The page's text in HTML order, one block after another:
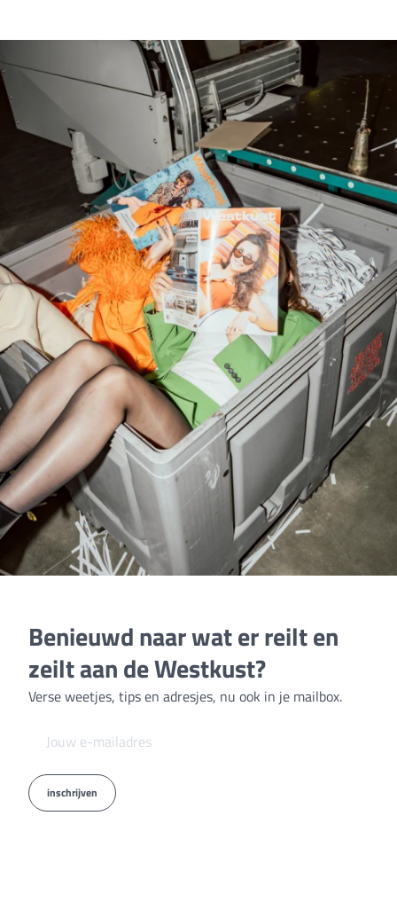
Benieuwd naar wat er reilt en
zeilt aan de Westkust?
Verse weetjes, tips en adresjes, nu ook in je mailbox.
inschrijven